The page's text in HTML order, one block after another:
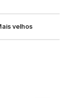
velhos